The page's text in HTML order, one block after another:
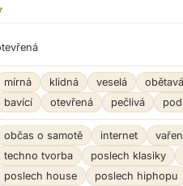
mírná klidná veselá obětavá
bavící
otevřená pečlivá
občas o samotě internet
techno tvorba
poslech klasiky
poslech house
poslech hiphopu